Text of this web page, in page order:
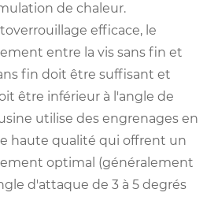
de chaleur.
efficace, le
entre la vis sans fin et
fin doit être suffisant et
être inférieur à l'angle de
utilise des engrenages en
haute qualité qui offrent un
optimal (généralement
d'attaque de 3 à 5 degrés